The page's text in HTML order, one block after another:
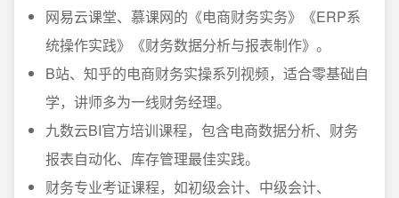
网易云课堂、慕课网的《电商财务实务》《ERP系
统操作实践》《财务数据分析与报表制作》。
B站、知乎的电商财务实操系列视频，适合零基础自
学，讲师多为一线财务经理。
九数云BI官方培训课程，包含电商数据分析、财务
报表自动化、库存管理最佳实践。
财务专业考证课程，如初级会计、中级会计、